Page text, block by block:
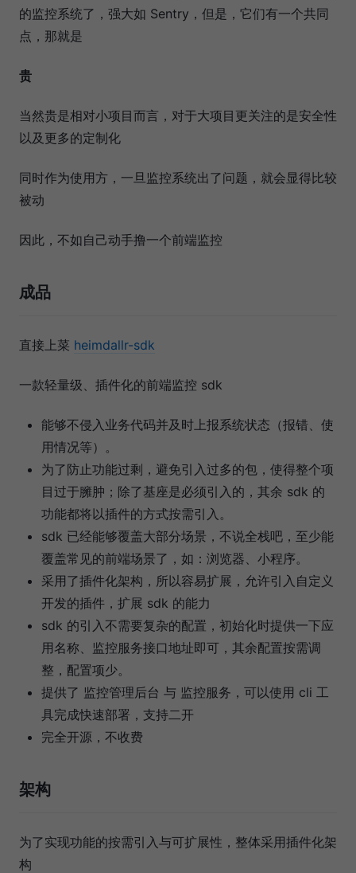
的监控系统了，强大如 Sentry，但是，它们有一个共同
点，那就是
贵
当然贵是相对小项目而言，对于大项目更关注的是安全性
以及更多的定制化
同时作为使用方，一旦监控系统出了问题，就会显得比较
被动
因此，不如自己动手撸一个前端监控
成品
直接上菜 heimdallr-sdk
一款轻量级、插件化的前端监控 sdk
能够不侵入业务代码并及时上报系统状态（报错、使
用情况等）。
为了防止功能过剩，避免引入过多的包，使得整个项
目过于臃肿；除了基座是必须引入的，其余 sdk 的
功能都将以插件的方式按需引入。
sdk 已经能够覆盖大部分场景，不说全栈吧，至少能
覆盖常见的前端场景了，如：浏览器、小程序。
采用了插件化架构，所以容易扩展，允许引入自定义
开发的插件，扩展 sdk 的能力
sdk 的引入不需要复杂的配置，初始化时提供一下应
用名称、监控服务接口地址即可，其余配置按需调
整，配置项少。
提供了 监控管理后台 与 监控服务，可以使用 cli 工
具完成快速部署，支持二开
完全开源，不收费
架构
为了实现功能的按需引入与可扩展性，整体采用插件化架
构